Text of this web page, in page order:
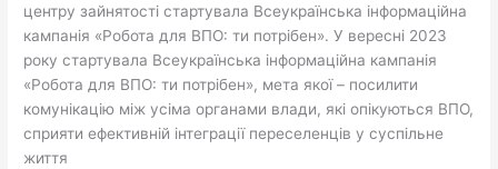
центру зайнятості стартувала Всеукраїнська інформаційна
кампанія «Робота для ВПО: ти потрібен». У вересні 2023
року стартувала Всеукраїнська інформаційна кампанія
«Робота для ВПО: ти потрібен», мета якої – посилити
комунікацію між усіма органами влади, які опікуються ВПО,
сприяти ефективній інтеграції переселенців у суспільне
життя